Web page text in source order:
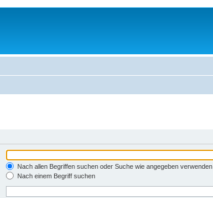
Nach allen Begriffen suchen oder Suche wie angegeben verwenden
Nach einem Begriff suchen